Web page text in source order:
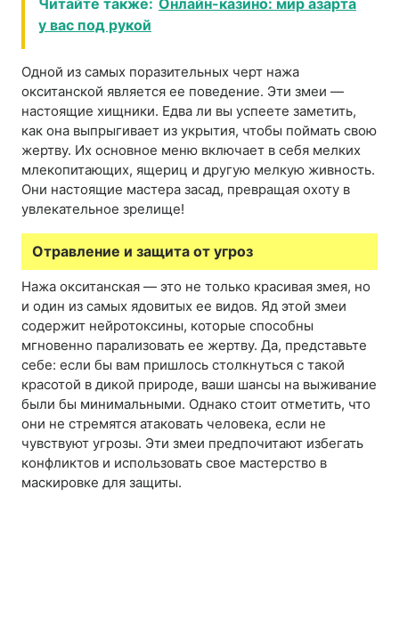
Читайте также: Онлайн-казино: мир азарта
у вас под рукой
Одной из самых поразительных черт нажа
окситанской является ее поведение. Эти змеи —
настоящие хищники. Едва ли вы успеете заметить,
как она выпрыгивает из укрытия, чтобы поймать свою
жертву. Их основное меню включает в себя мелких
млекопитающих, ящериц и другую мелкую живность.
Они настоящие мастера засад, превращая охоту в
увлекательное зрелище!
Отравление и защита от угроз
Нажа окситанская — это не только красивая змея, но
и один из самых ядовитых ее видов. Яд этой змеи
содержит нейротоксины, которые способны
мгновенно парализовать ее жертву. Да, представьте
себе: если бы вам пришлось столкнуться с такой
красотой в дикой природе, ваши шансы на выживание
были бы минимальными. Однако стоит отметить, что
они не стремятся атаковать человека, если не
чувствуют угрозы. Эти змеи предпочитают избегать
конфликтов и использовать свое мастерство в
маскировке для защиты.